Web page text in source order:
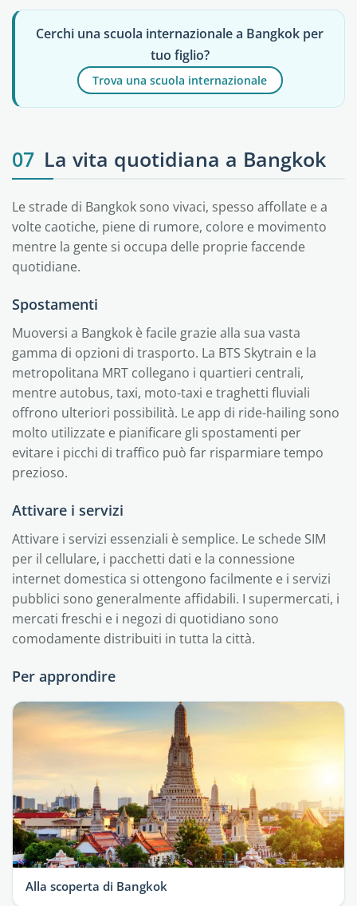
Cerchi una scuola internazionale a Bangkok per
tuo figlio?
Trova una scuola internazionale
07 La vita quotidiana a Bangkok
Le strade di Bangkok sono vivaci, spesso affollate e a
volte caotiche, piene di rumore, colore e movimento
mentre la gente si occupa delle proprie faccende
quotidiane.
Spostamenti
Muoversi a Bangkok è facile grazie alla sua vasta
gamma di opzioni di trasporto. La BTS Skytrain e la
metropolitana MRT collegano i quartieri centrali,
mentre autobus, taxi, moto-taxi e traghetti fluviali
offrono ulteriori possibilità. Le app di ride-hailing sono
molto utilizzate e pianificare gli spostamenti per
evitare i picchi di traffico può far risparmiare tempo
prezioso.
Attivare i servizi
Attivare i servizi essenziali è semplice. Le schede SIM
per il cellulare, i pacchetti dati e la connessione
internet domestica si ottengono facilmente e i servizi
pubblici sono generalmente affidabili. I supermercati, i
mercati freschi e i negozi di quotidiano sono
comodamente distribuiti in tutta la città.
Per approndire
Alla scoperta di Bangkok